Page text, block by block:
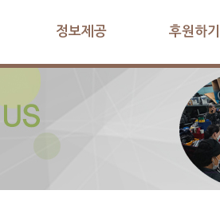
정보제공 후원하기